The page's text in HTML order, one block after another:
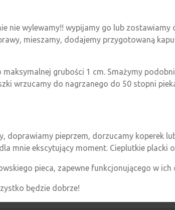
nie wylewamy!! wypijamy go lub zostawiamy
mieszamy, dodajemy przygotowaną
grubości 1 cm. Smażymy
wrzucamy do nagrzanego do 50 stopni
doprawiamy pieprzem, dorzucamy koperek
mnie ekscytujący moment. Cieplutkie placki
pieca, zapewne funkcjonującego w
będzie dobrze!